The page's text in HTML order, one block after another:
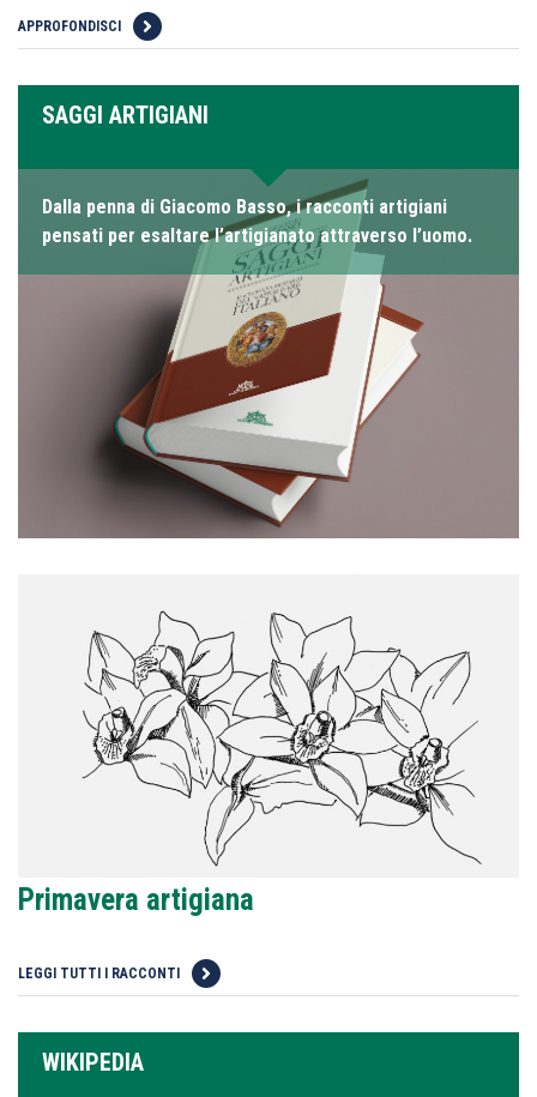
APPROFONDISCI
SAGGI ARTIGIANI
Dalla penna di Giacomo Basso, i racconti artigiani
pensati per esaltare l’artigianato attraverso l’uomo.
Primavera artigiana
LEGGI TUTTI I RACCONTI
WIKIPEDIA